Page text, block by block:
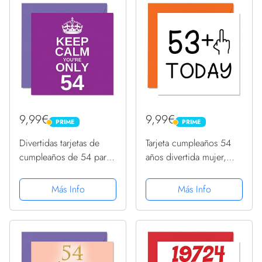
tarjetas...
9,99€ PRIME
PRIME
Divertidas tarjetas de
cumpleaños de 54 para
Keep Calm – Funny
Happy Birthday Card for
Grandad, Mamá,
145 mmx145 mm...
Más Info
9,99€ PRIME
PRIME
Tarjeta cumpleaños 54
años divertida mujer,
cumpleaños groseras
hombres, tarjetas
felicitación cumpleaños
tarjetas...
Más Info